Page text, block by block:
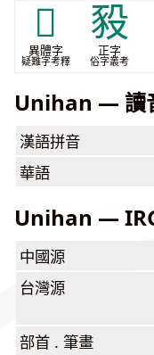
𧲃
異體字
疑難字考釋
豛
正字
俗字叢考
Unihan — 讀
漢語拼音
華語
Unihan —
中國源
台灣源
部首 . 筆畫